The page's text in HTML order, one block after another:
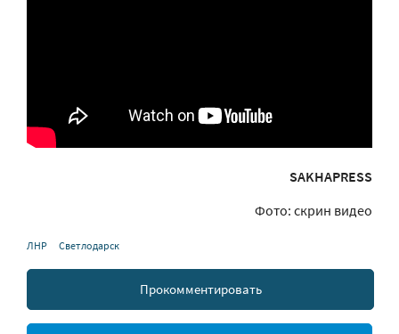
SAKHAPRESS
Фото: скрин видео
ЛНР Светлодарск
Прокомментировать